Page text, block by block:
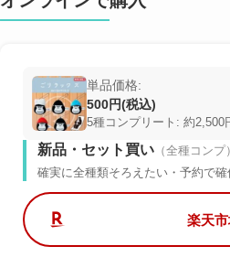
単品価格:
500円(税込)
5種コンプリート: 約2,500
新品・セット買い （全種コンプ）
確実に全種類そろえたい・予約で
楽天